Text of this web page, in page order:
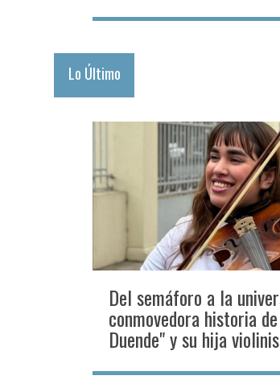
Lo Último
Del semáforo a la
conmovedora historia
Duende" y su hija